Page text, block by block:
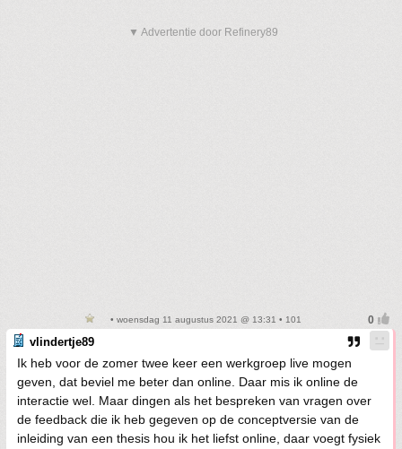
▼ Advertentie door Refinery89
• woensdag 11 augustus 2021 @ 13:31 • 101
vlindertje89
Ik heb voor de zomer twee keer een werkgroep live mogen
geven, dat beviel me beter dan online. Daar mis ik online de
interactie wel. Maar dingen als het bespreken van vragen over
de feedback die ik heb gegeven op de conceptversie van de
inleiding van een thesis hou ik het liefst online, daar voegt fysiek